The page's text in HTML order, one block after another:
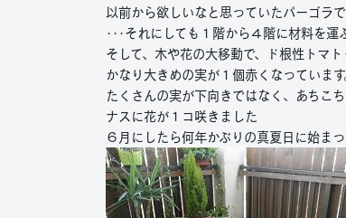
以前から欲しいなと思っていたパーゴラ
･･･それにしても１階から４階に材料を
そして、木や花の大移動で、ド根性トマト
かなり大きめの実が１個赤くなっています
たくさんの実が下向きではなく、あちこ
ナスに花が１コ咲きました
６月にしたら何年かぶりの真夏日に始ま